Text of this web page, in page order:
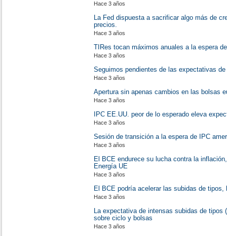
Hace 3 años
La Fed dispuesta a sacrificar algo más de
precios.
Hace 3 años
TIRes tocan máximos anuales a la espera
Hace 3 años
Seguimos pendientes de las expectativas
Hace 3 años
Apertura sin apenas cambios en las bolsas
Hace 3 años
IPC EE.UU. peor de lo esperado eleva
Hace 3 años
Sesión de transición a la espera de IPC
Hace 3 años
El BCE endurece su lucha contra la
Energía UE
Hace 3 años
El BCE podría acelerar las subidas de
Hace 3 años
La expectativa de intensas subidas de tipos
sobre ciclo y bolsas
Hace 3 años